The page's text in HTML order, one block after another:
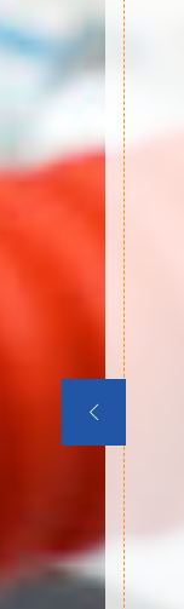
maison. Des
sachez qu'il
de